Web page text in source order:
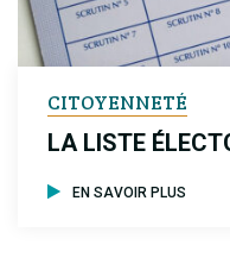
CITOYENNETÉ
LA LISTE
EN SAVOIR PLUS